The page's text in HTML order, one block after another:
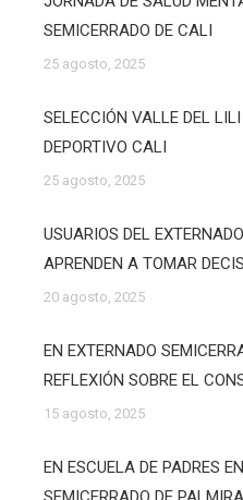
SEMICERRADO DE CALI
25 agosto, 2025
SELECCIÓN VALLE DEL
DEPORTIVO CALI
25 agosto, 2025
USUARIOS DEL
APRENDEN A TOMAR
20 agosto, 2025
EN EXTERNADO
REFLEXIÓN SOBRE EL
15 agosto, 2025
EN ESCUELA DE PADRES